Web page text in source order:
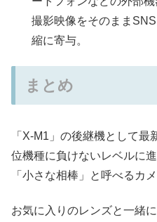
撮影映像をそのまま
縮に寄与。
まとめ
「X-M1」の後継機として
位機種に負けないレベルに
「小さな相棒」と呼べるカメ
お気に入りのレンズと一緒